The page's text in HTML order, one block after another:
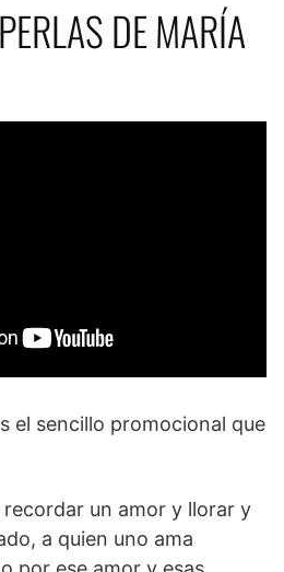
DE MARÍA
el sencillo promocional que
un amor y llorar y
a quien uno ama